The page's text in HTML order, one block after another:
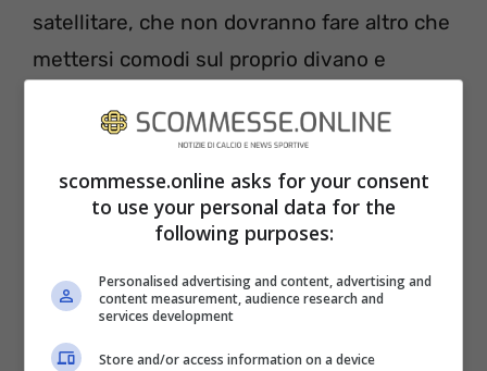
satellitare, che non dovranno fare altro che
mettersi comodi sul proprio divano e
potranno seguire la partita del Franchi in
diretta streaming, attraverso l’applicazione
Sky Go, disponibile in versione Android e
iOS, per la visione via smartphone, tablet o
personal computer. Infine l’ultimo modo, la
piattaforma streaming Now Tv, che
necessita anche in questo caso di un
scommesse.online asks for your consent
to use your personal data for the
following purposes:
Personalised advertising and content, advertising and
content measurement, audience research and
services development
Store and/or access information on a device